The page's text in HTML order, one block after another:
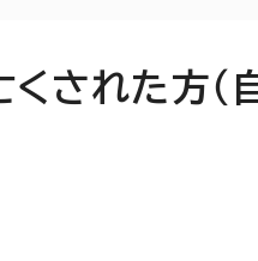
された方（